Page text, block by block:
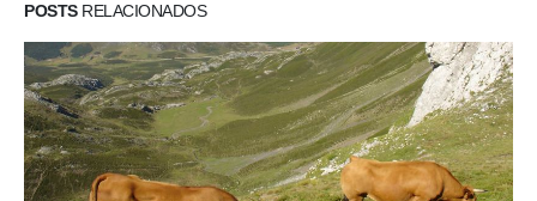
POSTSRELACIONADOS